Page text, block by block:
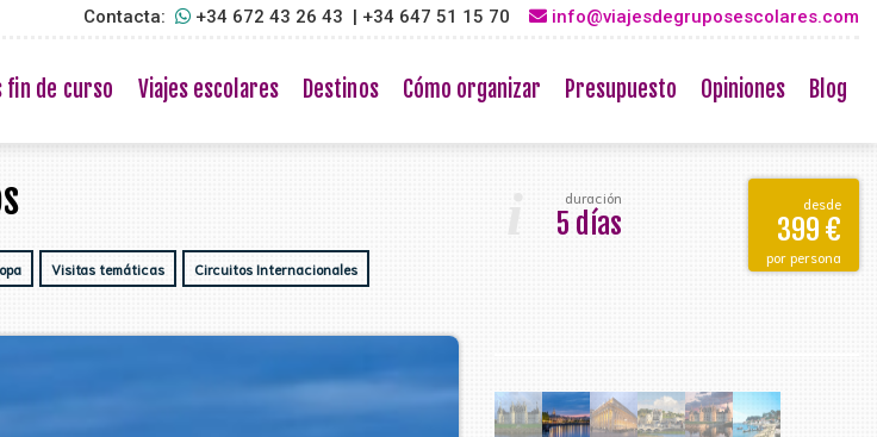
Contacta: +34 672 43 26 43 | +34 647 51 15 70 info@viajesdegruposescolares.com
fin de curso Viajes escolares Destinos Cómo organizar Presupuesto Opiniones Blog
Visitas temáticas Circuitos Internacionales
duración
5 días
desde
399 €
por persona